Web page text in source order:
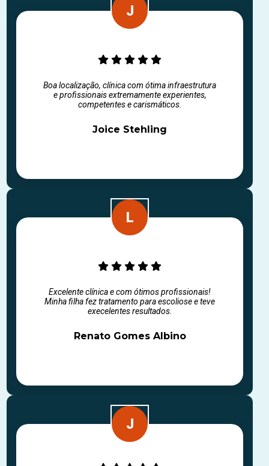
Boa localização, clínica com ótima infraestrutura
e profissionais extremamente experientes,
competentes e carismáticos.
Joice Stehling
Excelente clínica e com ótimos profissionais!
Minha filha fez tratamento para escoliose e teve
execelentes resultados.
Renato Gomes Albino